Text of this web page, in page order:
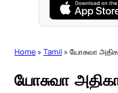
Home » Tamil » யோசுவா
யோசுவா